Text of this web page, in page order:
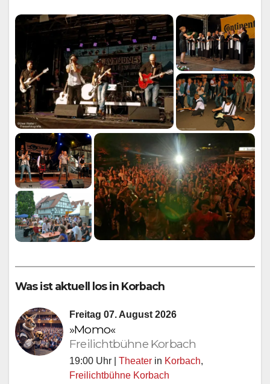
Was ist aktuell los in Korbach
Freitag 07. August 2026
»Momo«
Freilichtbühne Korbach
19:00 Uhr | Theater in Korbach,
Freilichtbühne Korbach